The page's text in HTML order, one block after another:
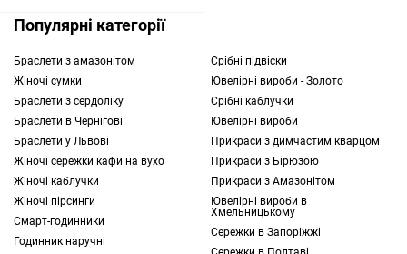
Популярні категорії
Браслети з амазонітом
Жіночі сумки
Браслети з сердоліку
Браслети в Чернігові
Браслети у Львові
Жіночі сережки кафи на вухо
Жіночі каблучки
Жіночі пірсинги
Смарт-годинники
Годинник наручні
Срібні підвіски
Ювелірні вироби - Золото
Срібні каблучки
Ювелірні вироби
Прикраси з димчастим кварцом
Прикраси з Бірюзою
Прикраси з Амазонітом
Ювелірні вироби в
Хмельницькому
Сережки в Запоріжжі